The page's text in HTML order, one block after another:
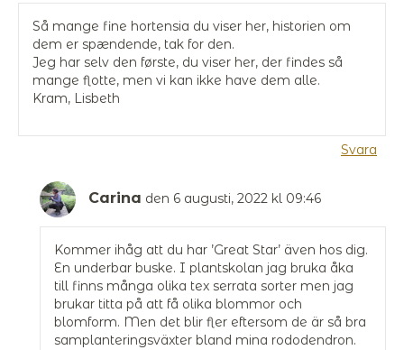
Så mange fine hortensia du viser her, historien om
dem er spændende, tak for den.
Jeg har selv den første, du viser her, der findes så
mange flotte, men vi kan ikke have dem alle.
Kram, Lisbeth
Svara
Carina den 6 augusti, 2022 kl 09:46
Kommer ihåg att du har ’Great Star’ även hos dig.
En underbar buske. I plantskolan jag bruka åka
till finns många olika tex serrata sorter men jag
brukar titta på att få olika blommor och
blomform. Men det blir fler eftersom de är så bra
samplanteringsväxter bland mina rododendron.